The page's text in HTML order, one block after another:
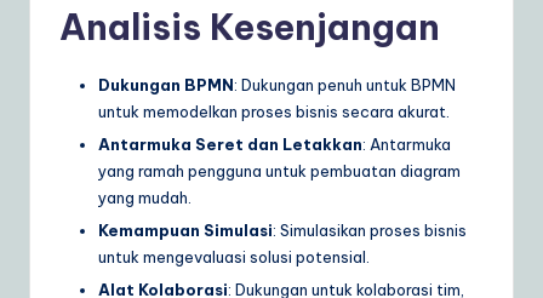
Analisis Kesenjangan
Dukungan BPMN: Dukungan penuh untuk BPMN
untuk memodelkan proses bisnis secara akurat.
Antarmuka Seret dan Letakkan: Antarmuka
yang ramah pengguna untuk pembuatan diagram
yang mudah.
Kemampuan Simulasi: Simulasikan proses bisnis
untuk mengevaluasi solusi potensial.
Alat Kolaborasi: Dukungan untuk kolaborasi tim,